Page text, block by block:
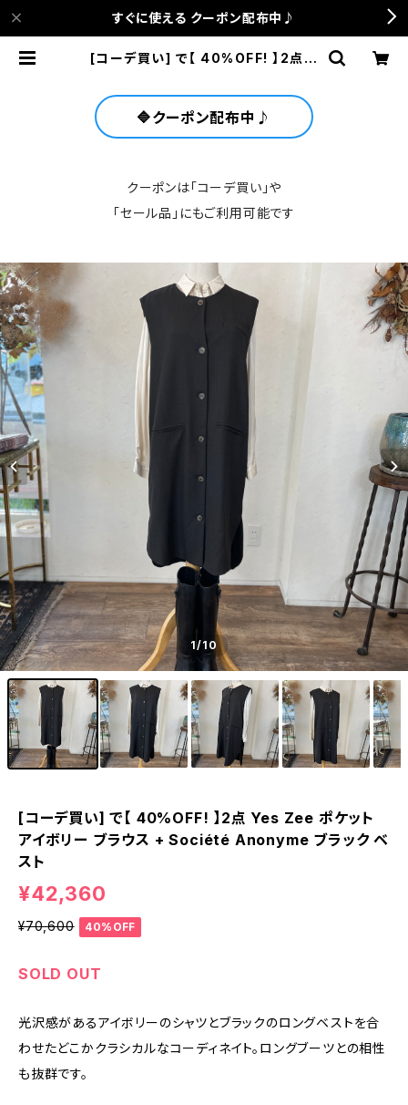
すぐに使える クーポン配布中♪
[コーデ買い] で【 40%OFF! 】2点 Y
ベスト | anca terrace
🔷クーポン配布中♪
クーポンは「コーデ買い」や
「セール品」にもご利用可能です
1/10
[コーデ買い] で【 40%OFF! 】2点 Yes Zee ポケット
アイボリー ブラウス + Société Anonyme ブラック ベ
スト
¥42,360
¥70,600 40%OFF
SOLD OUT
光沢感があるアイボリーのシャツとブラックのロングベストを合
わせたどこかクラシカルなコーディネイト。ロングブーツとの相性
も抜群です。